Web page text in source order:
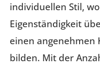
individuellen Stil,
Eigenständigkeit
einen angenehmen
bilden. Mit der